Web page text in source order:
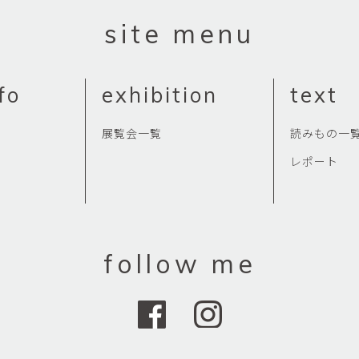
site menu
exhibition
展覧会一覧
text
読みもの一
レポート
follow me